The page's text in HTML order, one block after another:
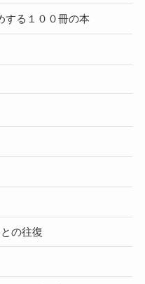
する１００冊の本
の往復